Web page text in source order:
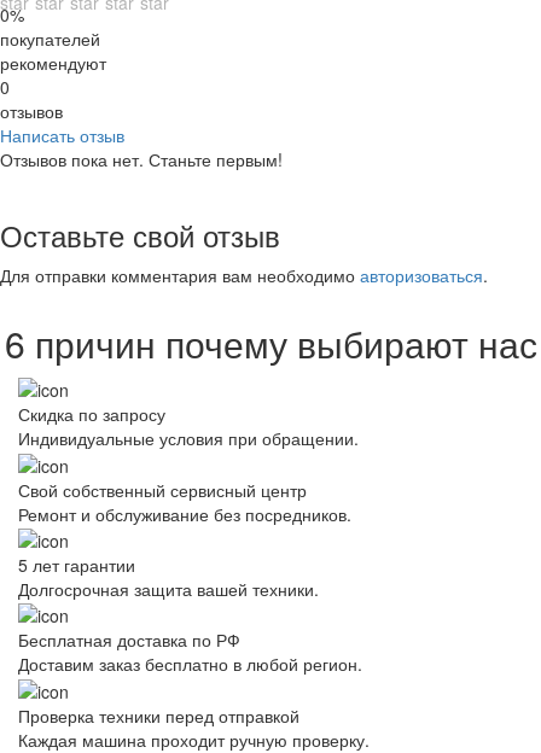
0%
покупателей
рекомендуют
0
отзывов
Написать отзыв
Отзывов пока нет. Станьте первым!
Оставьте свой отзыв
Для отправки комментария вам необходимо авторизоваться.
6 причин почему выбирают нас
Скидка по запросу
Индивидуальные условия при обращении.
Свой собственный сервисный центр
Ремонт и обслуживание без посредников.
5 лет гарантии
Долгосрочная защита вашей техники.
Бесплатная доставка по РФ
Доставим заказ бесплатно в любой регион.
Проверка техники перед отправкой
Каждая машина проходит ручную проверку.